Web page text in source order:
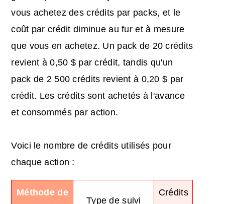
vous achetez des crédits par packs, et le
coût par crédit diminue au fur et à mesure
que vous en achetez. Un pack de 20 crédits
revient à 0,50 $ par crédit, tandis qu'un
pack de 2 500 crédits revient à 0,20 $ par
crédit. Les crédits sont achetés à l'avance
et consommés par action.
Voici le nombre de crédits utilisés pour
chaque action :
Méthode de
Type de suivi
Crédits